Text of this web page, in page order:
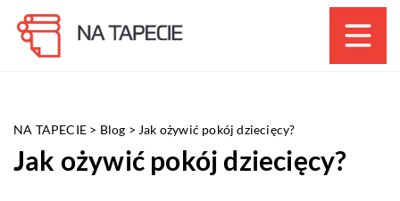
NA TAPECIE > Blog > Jak ożywić pokój dziecięcy?
Jak ożywić pokój dziecięcy?